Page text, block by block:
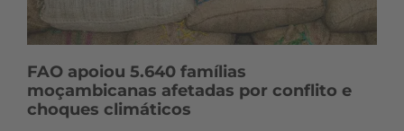
FAO apoiou 5.640 famílias
moçambicanas afetadas por conflito e
choques climáticos